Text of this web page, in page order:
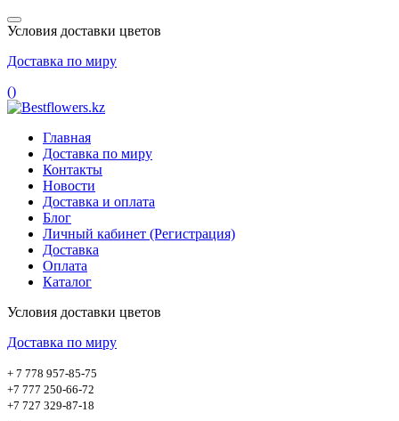
Условия доставки цветов
Доставка по миру
()
Главная
Доставка по миру
Контакты
Новости
Доставка и оплата
Блог
Личный кабинет (Регистрация)
Доставка
Оплата
Каталог
Условия доставки цветов
Доставка по миру
+ 7 778 957-85-75
+7 777 250-66-72
+7 727 329-87-18